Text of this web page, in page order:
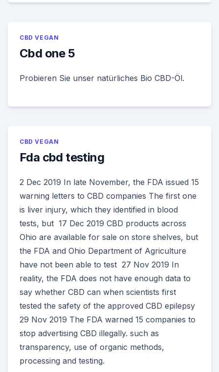
CBD VEGAN
Cbd one 5
Probieren Sie unser natürliches Bio CBD-Öl.
CBD VEGAN
Fda cbd testing
2 Dec 2019 In late November, the FDA issued 15
warning letters to CBD companies The first one
is liver injury, which they identified in blood
tests, but 17 Dec 2019 CBD products across
Ohio are available for sale on store shelves, but
the FDA and Ohio Department of Agriculture
have not been able to test 27 Nov 2019 In
reality, the FDA does not have enough data to
say whether CBD can when scientists first
tested the safety of the approved CBD epilepsy
29 Nov 2019 The FDA warned 15 companies to
stop advertising CBD illegally. such as
transparency, use of organic methods,
processing and testing.